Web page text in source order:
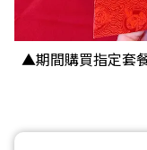
▲期間購買指定套